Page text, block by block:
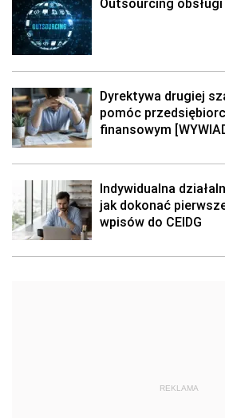
Outsourcing
Dyrektywa drugiej
pomóc
finansowym
Indywidualna
jak dokonać
wpisów do CEIDG
REKLAMA